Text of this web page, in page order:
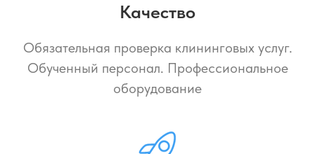
Качество
Обязательная проверка клининговых услуг.
Обученный персонал. Профессиональное
оборудование